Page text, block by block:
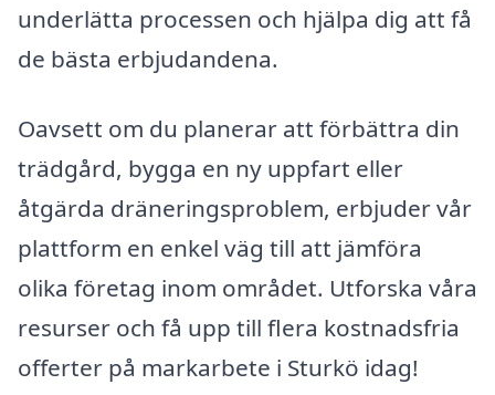
underlätta processen och hjälpa dig att få
de bästa erbjudandena.
Oavsett om du planerar att förbättra din
trädgård, bygga en ny uppfart eller
åtgärda dräneringsproblem, erbjuder vår
plattform en enkel väg till att jämföra
olika företag inom området. Utforska våra
resurser och få upp till flera kostnadsfria
offerter på markarbete i Sturkö idag!